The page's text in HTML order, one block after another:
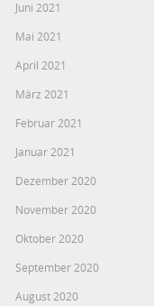
Juni 2021
Mai 2021
April 2021
März 2021
Februar 2021
Januar 2021
Dezember 2020
November 2020
Oktober 2020
September 2020
August 2020